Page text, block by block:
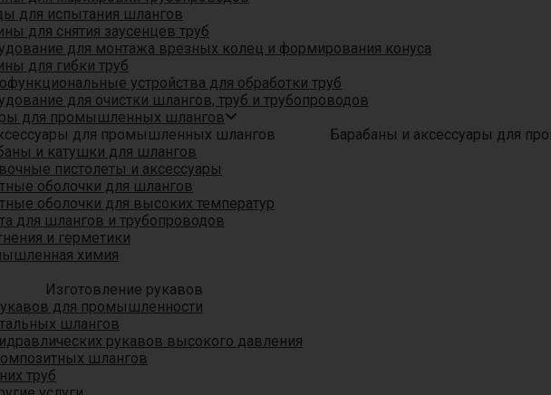
для испытания шлангов
для снятия заусенцев труб
для монтажа врезных колец и формирования конуса
для гибки труб
устройства для обработки труб
для очистки шлангов, труб и трубопроводов
для промышленных шлангов
Барабаны и аксессуары для
и катушки для шлангов
пистолеты и аксессуары
оболочки для шлангов
оболочки для высоких температур
для шлангов и трубопроводов
и герметики
химия
Изготовление рукавов
для промышленности
шлангов
рукавов высокого давления
шлангов
труб